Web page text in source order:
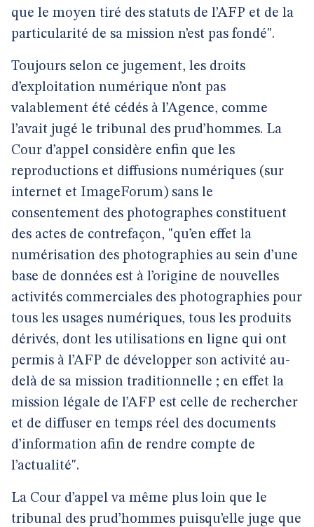
que le moyen tiré des statuts de l’AFP et de la
particularité de sa mission n’est pas fondé".
Toujours selon ce jugement, les droits
d’exploitation numérique n’ont pas
valablement été cédés à l’Agence, comme
l’avait jugé le tribunal des prud’hommes. La
Cour d’appel considère enfin que les
reproductions et diffusions numériques (sur
internet et ImageForum) sans le
consentement des photographes constituent
des actes de contrefaçon, "qu’en effet la
numérisation des photographies au sein d’une
base de données est à l’origine de nouvelles
activités commerciales des photographies pour
tous les usages numériques, tous les produits
dérivés, dont les utilisations en ligne qui ont
permis à l’AFP de développer son activité au-
delà de sa mission traditionnelle ; en effet la
mission légale de l’AFP est celle de rechercher
et de diffuser en temps réel des documents
d’information afin de rendre compte de
l’actualité".
La Cour d’appel va même plus loin que le
tribunal des prud’hommes puisqu’elle juge que